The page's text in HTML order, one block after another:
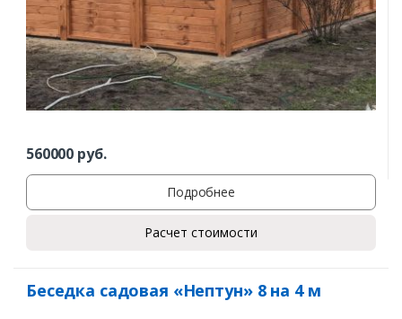
560000 руб.
Подробнее
Расчет стоимости
Беседка садовая «Нептун» 8 на 4 м